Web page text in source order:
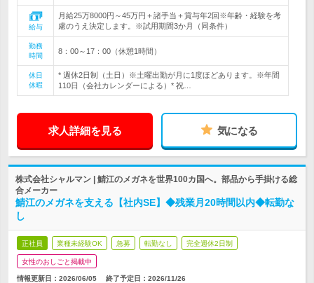
給与
月給25万8000円～45万円＋諸手当＋賞与年2回※年齢・経験を考
慮のうえ決定します。※試用期間3か月（同条件）
勤務
時間
8：00～17：00（休憩1時間）
休日
休暇
* 週休2日制（土日）※土曜出勤が月に1度ほどあります。※年間
110日（会社カレンダーによる）* 祝…
求人詳細を見る 気になる
株式会社シャルマン | 鯖江のメガネを世界100カ国へ。部品から手掛ける総
合メーカー
鯖江のメガネを支える【社内SE】◆残業月20時間以内◆転勤な
し
正社員 業種未経験OK 急募 転勤なし 完全週休2日制
女性のおしごと掲載中
情報更新日：2026/06/05 終了予定日： 2026/11/26